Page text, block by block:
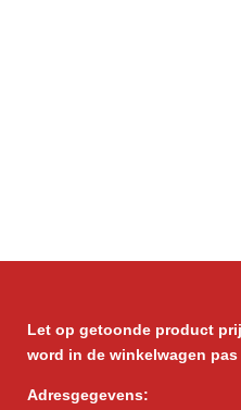
Let op getoonde product
word in de winkelwagen
Adresgegevens: